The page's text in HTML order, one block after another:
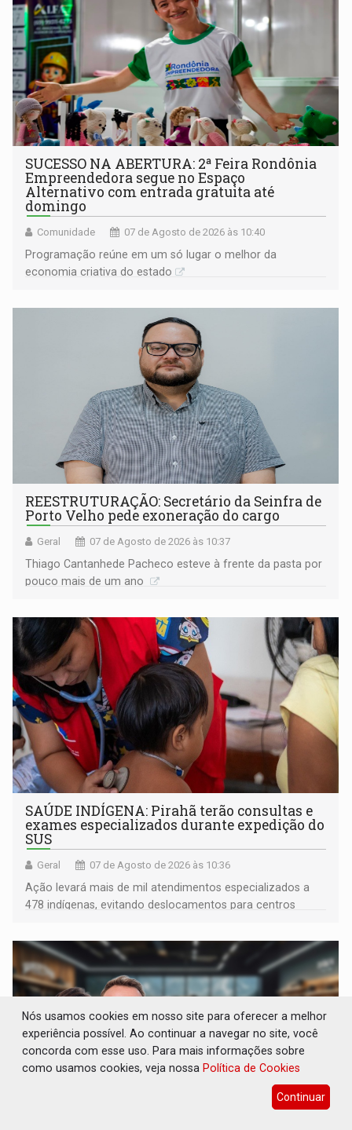
SUCESSO NA ABERTURA: 2ª Feira Rondônia
Empreendedora segue no Espaço
Alternativo com entrada gratuita até
domingo
Comunidade 07 de Agosto de 2026 às 10:40
Programação reúne em um só lugar o melhor da
economia criativa do estado
REESTRUTURAÇÃO: Secretário da Seinfra de
Porto Velho pede exoneração do cargo
Geral 07 de Agosto de 2026 às 10:37
Thiago Cantanhede Pacheco esteve à frente da pasta por
pouco mais de um ano
SAÚDE INDÍGENA: Pirahã terão consultas e
exames especializados durante expedição do
SUS
Geral 07 de Agosto de 2026 às 10:36
Ação levará mais de mil atendimentos especializados a
478 indígenas, evitando deslocamentos para centros
Nós usamos cookies em nosso site para oferecer a melhor
experiência possível. Ao continuar a navegar no site, você
concorda com esse uso. Para mais informações sobre
como usamos cookies, veja nossa Política de Cookies
Continuar